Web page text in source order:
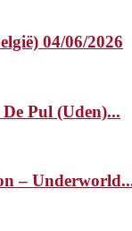
04/06/2026
Pul (Uden)...
–